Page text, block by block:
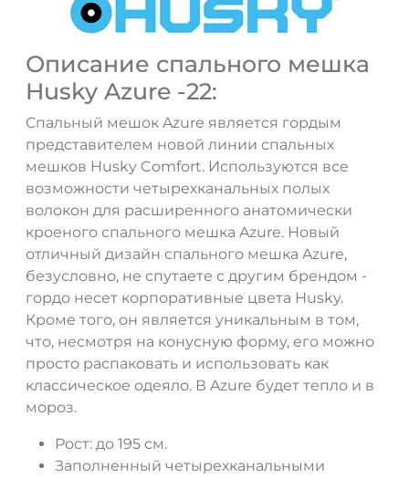
Описание спального мешка
Husky Azure -22:
Спальный мешок Azure является гордым
представителем новой линии спальных
мешков Husky Comfort. Используются все
возможности четырехканальных полых
волокон для расширенного анатомически
кроеного спального мешка Azure. Новый
отличный дизайн спального мешка Azure,
безусловно, не спутаете с другим брендом -
гордо несет корпоративные цвета Husky.
Кроме того, он является уникальным в том,
что, несмотря на конусную форму, его можно
просто распаковать и использовать как
классическое одеяло. В Azure будет тепло и в
мороз.
Рост: до 195 см.
Заполненный четырехканальными